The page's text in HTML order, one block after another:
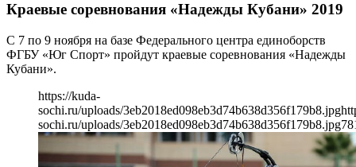
Краевые соревнования «Надежды Кубани» 2019
С 7 по 9 ноября на базе Федерального центра единоборств
ФГБУ «Юг Спорт» пройдут краевые соревнования «Надежды
Кубани».
https://kuda-
sochi.ru/uploads/3eb2018ed098eb3d74b638d356f179b8.jpg
sochi.ru/uploads/3eb2018ed098eb3d74b638d356f179b8.jpg